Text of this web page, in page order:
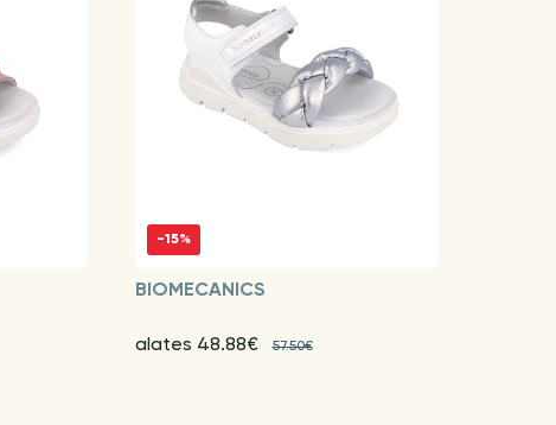
-15%
BIOMECANICS
alates 48.88€ 57.50€